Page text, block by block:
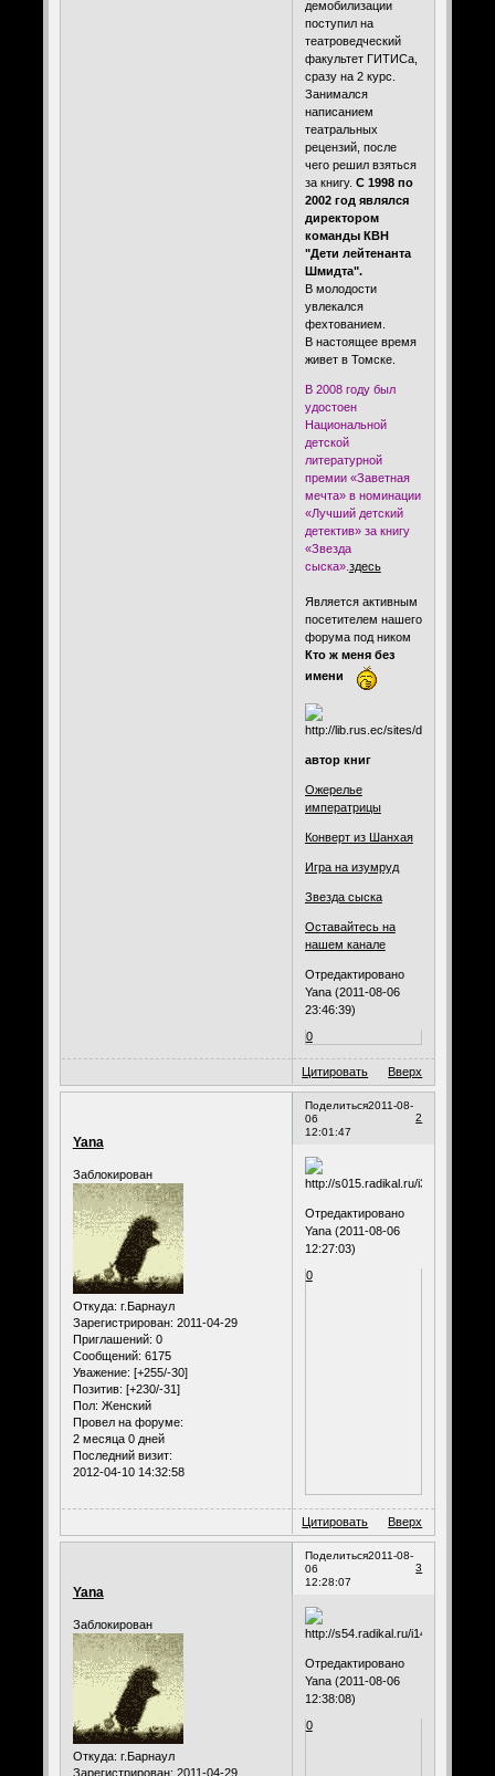
демобилизации
поступил на
театроведческий
факультет ГИТИСа,
сразу на 2 курс.
Занимался
написанием
театральных
рецензий, после
чего решил взяться
за книгу. С 1998 по
2002 год являлся
директором
команды КВН
"Дети лейтенанта
Шмидта".
В молодости
увлекался
фехтованием.
В настоящее время
живет в Томске.
В 2008 году был
удостоен
Национальной
детской
литературной
премии «Заветная
мечта» в номинации
«Лучший детский
детектив» за книгу
«Звезда
сыска». здесь
Является активным
посетителем нашего
форума под ником
Кто ж меня без
имени
автор книг
Ожерелье
императрицы
Конверт из Шанхая
Игра на изумруд
Звезда сыска
Оставайтесь на
нашем канале
Отредактировано
Yana (2011-08-06
23:46:39)
0
Цитировать Вверх
Поделиться
2
2011-08-
06
12:01:47
Yana
Заблокирован
Откуда: г.Барнаул
Зарегистрирован: 2011-04-29
Приглашений: 0
Сообщений: 6175
Уважение: [+255/-30]
Позитив: [+230/-31]
Пол: Женский
Провел на форуме:
2 месяца 0 дней
Последний визит:
2012-04-10 14:32:58
Отредактировано
Yana (2011-08-06
12:27:03)
0
Цитировать Вверх
Поделиться
3
2011-08-
06
12:28:07
Yana
Заблокирован
Откуда: г.Барнаул
Зарегистрирован: 2011-04-29
Отредактировано
Yana (2011-08-06
12:38:08)
0